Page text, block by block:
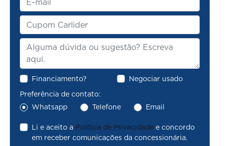
Financiamento?
Negociar usado
Preferência de contato:
Whatsapp
Telefone Email
Li e aceito a Política de Privacidadee concordo
em receber comunicações da concessionária.